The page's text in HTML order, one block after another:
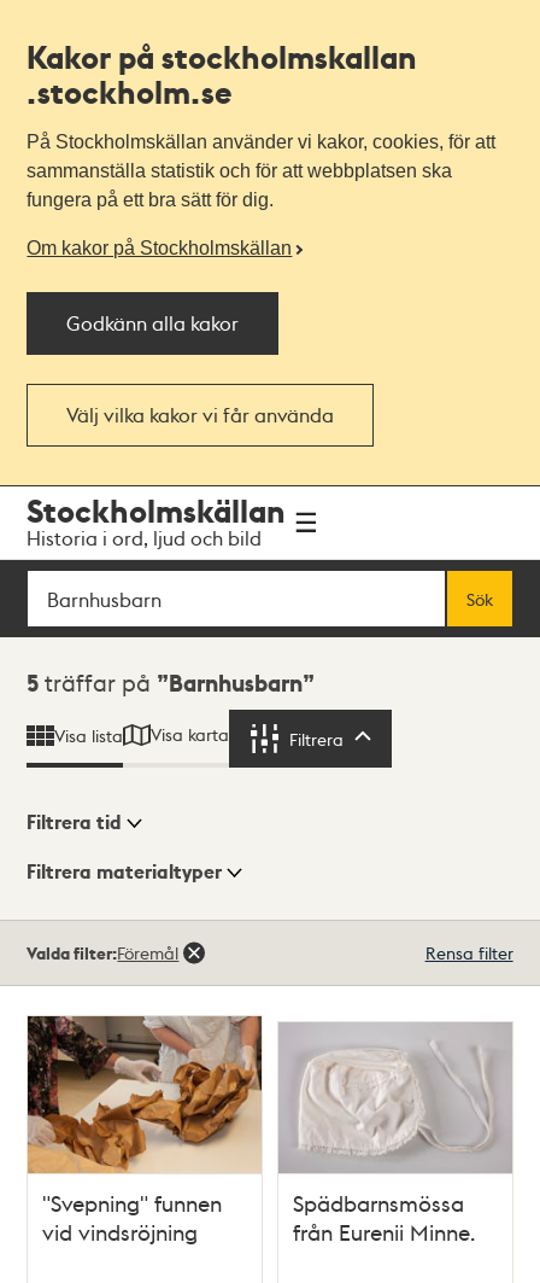
Kakor på stockholmskallan
.stockholm.se
På Stockholmskällan använder vi kakor, cookies, för att
sammanställa statistik och för att webbplatsen ska
fungera på ett bra sätt för dig.
Om kakor på Stockholmskällan
Godkänn alla kakor
Välj vilka kakor vi får använda
navigationen
huvudinnehållet
Stockholmskällan
Historia i ord, ljud och bild
Sök
Sök
Sökresultat
5 träffar på Barnhusbarn
Visa lista Visa karta Filtrera
Visningsläge
Filtrera tid
Filtrera materialtyper
träffar
Valda filter:Föremål Rensa filter
"Svepning" funnen
vid vindsröjning
Spädbarnsmössa
från Eurenii Minne.